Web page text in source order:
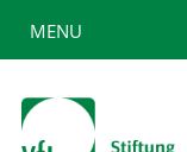
MENU